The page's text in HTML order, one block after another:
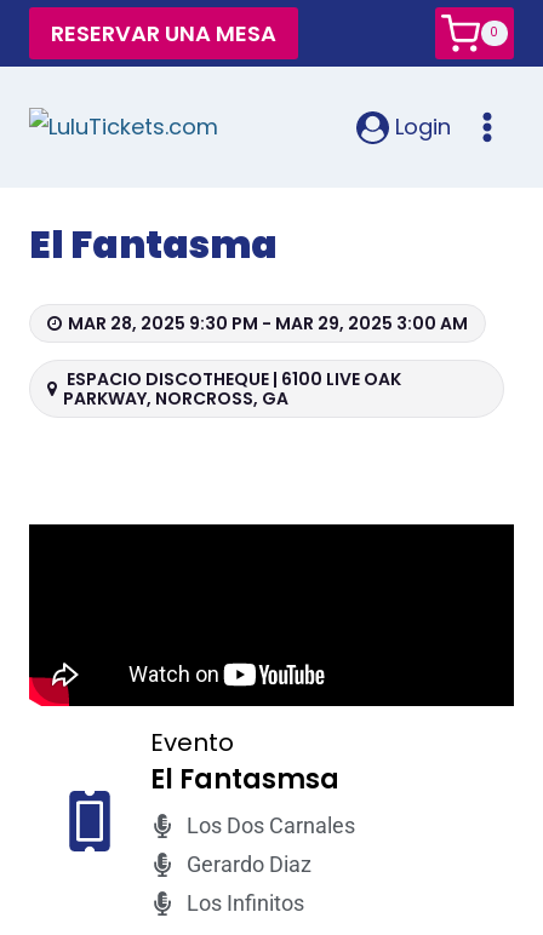
RESERVAR UNA MESA 0
Login
El Fantasma
MAR 28, 2025 9:30 PM - MAR 29, 2025 3:00 AM
ESPACIO DISCOTHEQUE | 6100 LIVE OAK
PARKWAY, NORCROSS, GA
Evento
El Fantasmsa
Los Dos Carnales
Gerardo Diaz
Los Infinitos